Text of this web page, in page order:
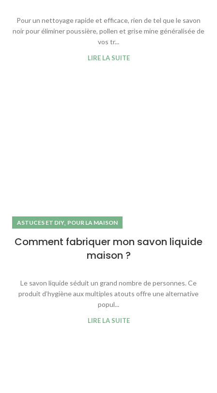
Pour un nettoyage rapide et efficace, rien de tel que le savon
noir pour éliminer poussière, pollen et grise mine généralisée de
vos tr...
LIRE LA SUITE
ASTUCES ET DIY, POUR LA MAISON
Comment fabriquer mon savon liquide
maison ?
Le savon liquide séduit un grand nombre de personnes. Ce
produit d’hygiène aux multiples atouts offre une alternative
popul...
LIRE LA SUITE